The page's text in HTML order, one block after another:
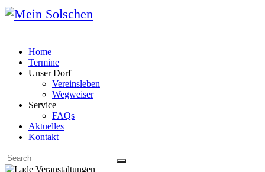
Home
Termine
Unser Dorf
Vereinsleben
Wegweiser
Service
FAQs
Aktuelles
Kontakt